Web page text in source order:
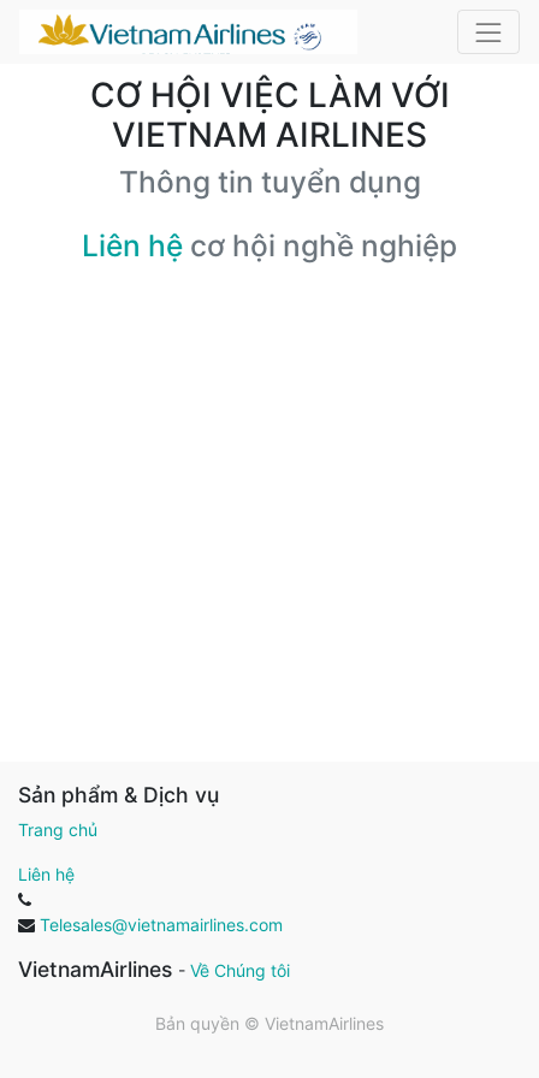
CƠ HỘI VIỆC LÀM VỚI
VIETNAM AIRLINES
Thông tin tuyển dụng
Liên hệ cơ hội nghề nghiệp
Sản phẩm & Dịch vụ
Trang chủ
Liên hệ
Telesales@vietnamairlines.com
VietnamAirlines - Về Chúng tôi
Bản quyền © VietnamAirlines